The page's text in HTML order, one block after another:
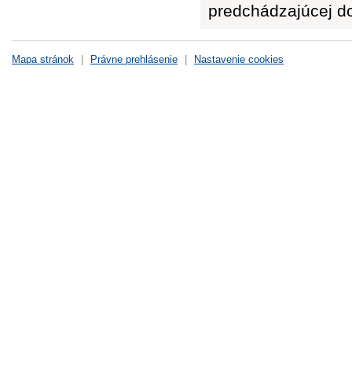
predchádzajúcej
Mapa stránok | Právne prehlásenie | Nastavenie cookies